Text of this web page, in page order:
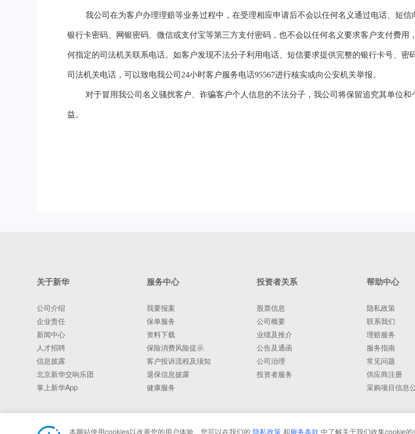
本网站使用cookies以改善您的用户体验。您可以在我们的 隐私政策 和服务条款 中了解关于我们收集cookie
我公司在为客户办理理赔等业务过程中，在受理相应申请后不会以任何名义通过电话、短
银行卡密码、网银密码、微信或支付宝等第三方支付密码，也不会以任何名义要求客户支付费
何指定的司法机关联系电话。如客户发现不法分子利用电话、短信要求提供完整的银行卡号、
司法机关电话，可以致电我公司24小时客户服务电话95567进行核实或向公安机关举报。
对于冒用我公司名义骚扰客户、诈骗客户个人信息的不法分子，我公司将保留追究其单位
益。
关于新华
公司介绍
企业责任
新闻中心
人才招聘
信息披露
北京新华交响乐团
掌上新华App
服务中心
我要报案
保单服务
资料下载
保险消费风险提示
客户投诉流程及须知
退保信息披露
健康服务
投资者关系
股票信息
公司概要
业绩及推介
公告及通函
公司治理
投资者服务
帮助中心
隐私政策
联系我们
理赔服务
服务指南
常见问题
供应商注册
采购项目信息